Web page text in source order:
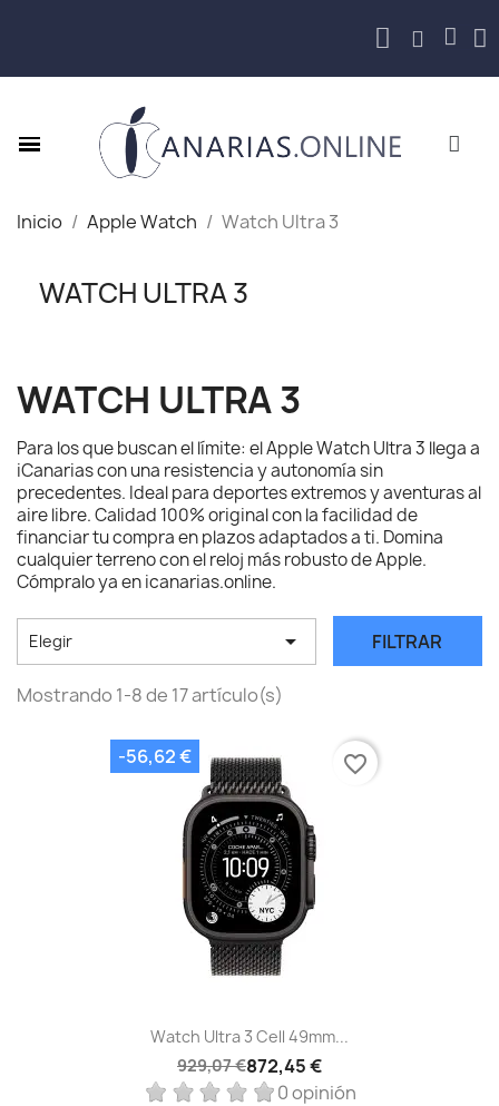
Inicio Apple Watch Watch Ultra 3
WATCH ULTRA 3
WATCH ULTRA 3
Para los que buscan el límite: el Apple Watch Ultra 3 llega a
iCanarias con una resistencia y autonomía sin
precedentes. Ideal para deportes extremos y aventuras al
aire libre. Calidad 100% original con la facilidad de
financiar tu compra en plazos adaptados a ti. Domina
cualquier terreno con el reloj más robusto de Apple.
Cómpralo ya en icanarias.online.
Elegir  FILTRAR
Mostrando 1-8 de 17 artículo(s)
Watch Ultra 3 Cell 49mm...
929,07 €872,45 €
0 opinión
-56,62 € favorite_border